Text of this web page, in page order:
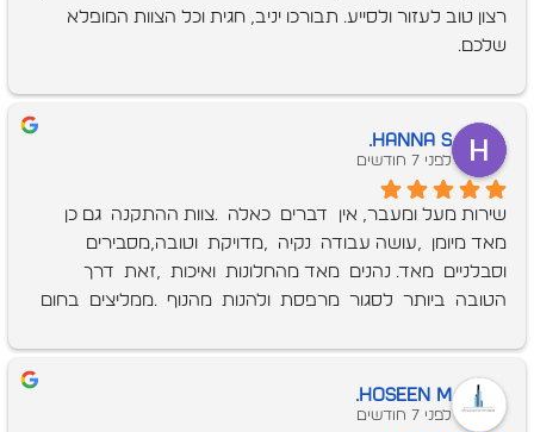
רצון טוב לעזור ולסייע. תבורכו יניב, חגית וכל הצוות המופלא
שלכם.
Hanna S.
לפני 7 חודשים
שירות מעל ומעבר, אין  דברים  כאלה  .צוות ההתקנה  גם כן
מאד מיומן  ,עושה עבודה  נקיה  ,מדויקת  וטובה,מסבירים
וסבלניים  מאד. נהנים  מאד מהחלונות  ואיכות  ,זאת  דרך
הטובה  ביותר  לסגור  מרפסת  ולהנות  מהנוף  .ממליצים  בחום
Hoseen M.
לפני 7 חודשים